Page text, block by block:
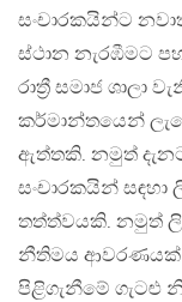
සංචාරකයින්ට
ස්ථාන නැරඹීමට
රාත්‍රී සමාජ ශාලා
කර්මාන්තයෙන්
ඇත්තකි. නමුත්
සංචාරකයින් සඳහා
තත්ත්වයකි. නමුත්
නීතිමය ආවරණයක්
පිළිගැනීමේ ගැටළු